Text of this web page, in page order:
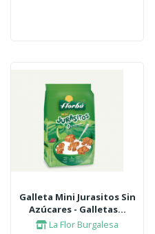
Galleta Mini Jurasitos Sin
Azúcares - Galletas...
La Flor Burgalesa